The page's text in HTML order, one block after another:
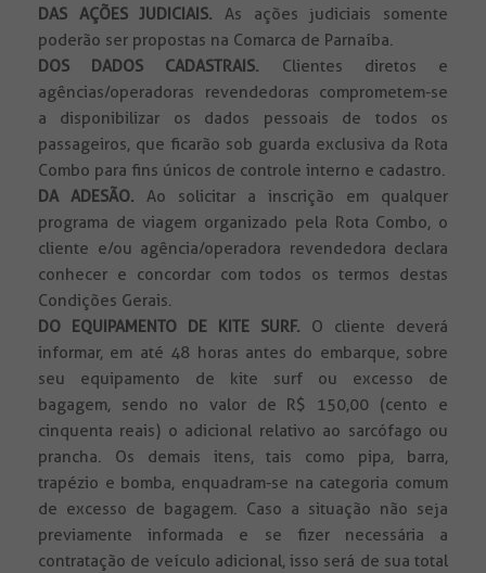
DAS AÇÕES JUDICIAIS. As ações judiciais somente
poderão ser propostas na Comarca de Parnaíba.
DOS DADOS CADASTRAIS. Clientes diretos e
agências/operadoras revendedoras comprometem-se
a disponibilizar os dados pessoais de todos os
passageiros, que ficarão sob guarda exclusiva da Rota
Combo para fins únicos de controle interno e cadastro.
DA ADESÃO. Ao solicitar a inscrição em qualquer
programa de viagem organizado pela Rota Combo, o
cliente e/ou agência/operadora revendedora declara
conhecer e concordar com todos os termos destas
Condições Gerais.
DO EQUIPAMENTO DE KITE SURF. O cliente deverá
informar, em até 48 horas antes do embarque, sobre
seu equipamento de kite surf ou excesso de
bagagem, sendo no valor de R$ 150,00 (cento e
cinquenta reais) o adicional relativo ao sarcófago ou
prancha. Os demais itens, tais como pipa, barra,
trapézio e bomba, enquadram-se na categoria comum
de excesso de bagagem. Caso a situação não seja
previamente informada e se fizer necessária a
contratação de veículo adicional, isso será de sua total